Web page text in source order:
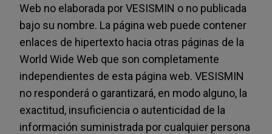
Web no elaborada por VESISMIN o no publicada
bajo su nombre. La página web puede contener
enlaces de hipertexto hacia otras páginas de la
World Wide Web que son completamente
independientes de esta página web. VESISMIN
no responderá o garantizará, en modo alguno, la
exactitud, insuficiencia o autenticidad de la
información suministrada por cualquier persona